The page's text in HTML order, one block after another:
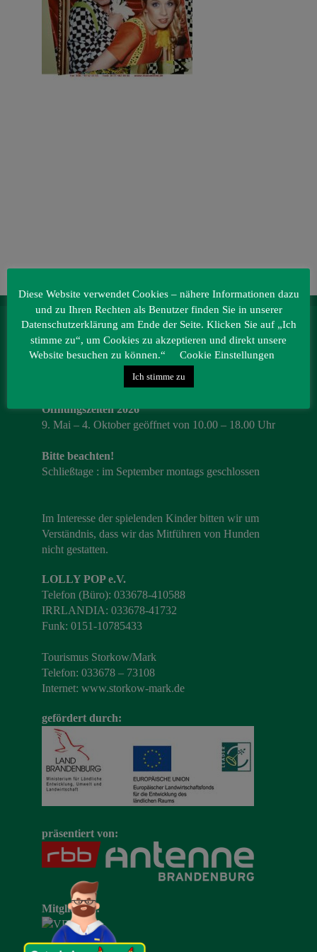
Veranstaltungen
Baumpaten
IRRLANDIA – der MitMachPark
Lebbiner Straße 1
15859 Storkow (Mark)
Öffnungszeiten 2026
9. Mai – 4. Oktober geöffnet von 10.00 – 18.00 Uhr
Bitte beachten!
Schließtage : im September montags geschlossen
Im Interesse der spielenden Kinder bitten wir um
Verständnis, dass wir das Mitführen von Hunden
nicht gestatten.
LOLLY POP e.V.
Telefon (Büro): 033678-410588
IRRLANDIA: 033678-41732
Funk: 0151-10785433
Tourismus Storkow/Mark
Telefon: 033678 – 73108
Internet: www.storkow-mark.de
gefördert durch:
präsentiert von:
Mitglied im:
Diese Website verwendet Cookies – nähere Informationen dazu
und zu Ihren Rechten als Benutzer finden Sie in unserer
Datenschutzerklärung am Ende der Seite. Klicken Sie auf „Ich
stimme zu“, um Cookies zu akzeptieren und direkt unsere
Website besuchen zu können.“
Cookie Einstellungen
Ich stimme zu